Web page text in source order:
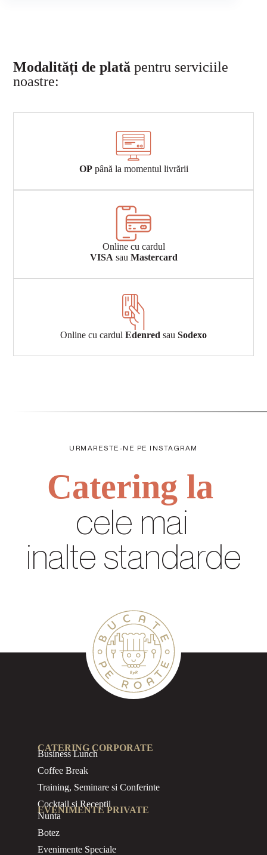
Modalități de plată pentru serviciile
noastre:
OPpână la momentul livrării
Online cu cardul
VISA sau Mastercard
Online cu cardul Edenred sau Sodexo
URMARESTE-NE PE INSTAGRAM
Catering la
cele mai
inalte standarde
CATERING CORPORATE
BusinessLunch
Coffee Break
Training, Seminare si Conferinte
Cocktail si Receptii
EVENIMENTE PRIVATE
Nunta
Botez
Evenimente Speciale